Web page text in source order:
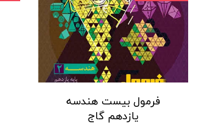
فرمول بیست هندسه
یازدهم گاج